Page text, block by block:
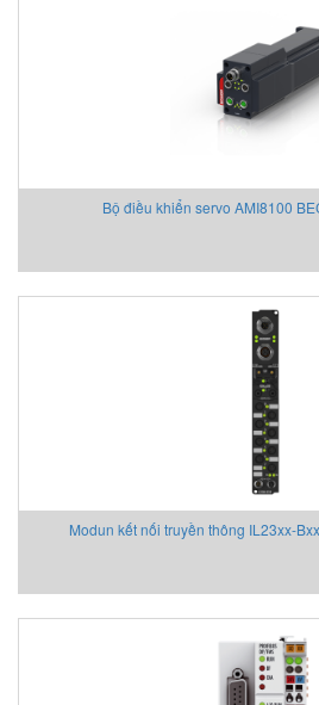
Bộ điều khiển servo AMI8100
Modun kết nối truyền thông IL23xx-